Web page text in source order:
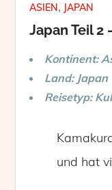
ASIEN JAPAN
Japan Teil 2
Kontinent:
Land: Japan
Reisetyp:
und hat